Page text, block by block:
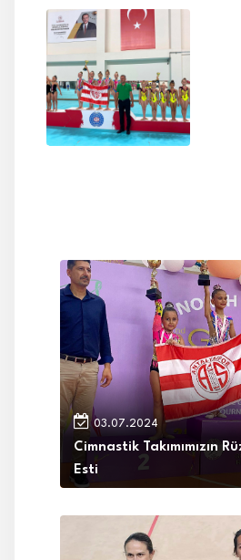
03.07.2024
Cimnastik Takımımızın
Esti